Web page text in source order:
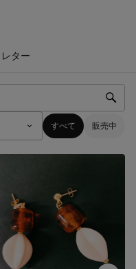
レター
すべて 販売中